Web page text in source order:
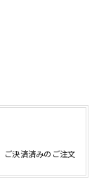
決済済みのご注文